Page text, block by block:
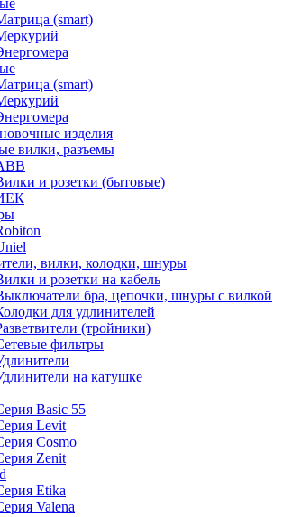
(smart)
(smart)
изделия
вилки, разъемы
и розетки (бытовые)
вилки, колодки, шнуры
и розетки на кабель
бра, цепочки, шнуры с вилкой
для удлинителей
(тройники)
фильтры
на катушке
Basic 55
Levit
Cosmo
Zenit
Etika
Valena